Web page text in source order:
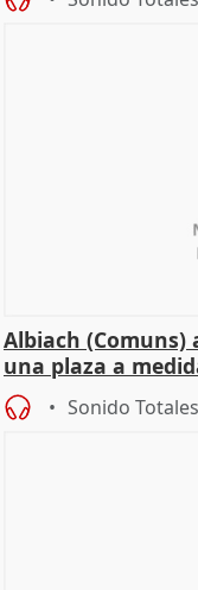
Albiach (Comuns)
una plaza a
Sonido Totales